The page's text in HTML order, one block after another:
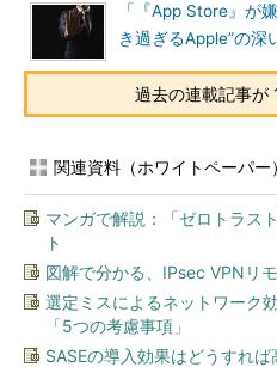
「『App Store』が
き過ぎるApple”の深
過去の連載記事が
関連資料（ホワイトペーパー）
マンガで解説：「ゼロトラス
ト
図解で分かる、IPsec VPNリ
選定ミスによるネットワーク
「5つの考慮事項」
SASEの導入効果はどうすれ